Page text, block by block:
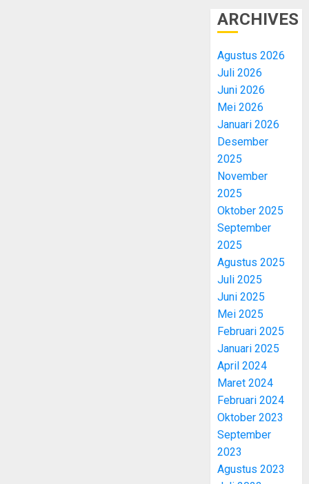
ARCHIVES
Agustus 2026
Juli 2026
Juni 2026
Mei 2026
Januari 2026
Desember
2025
November
2025
Oktober 2025
September
2025
Agustus 2025
Juli 2025
Juni 2025
Mei 2025
Februari 2025
Januari 2025
April 2024
Maret 2024
Februari 2024
Oktober 2023
September
2023
Agustus 2023